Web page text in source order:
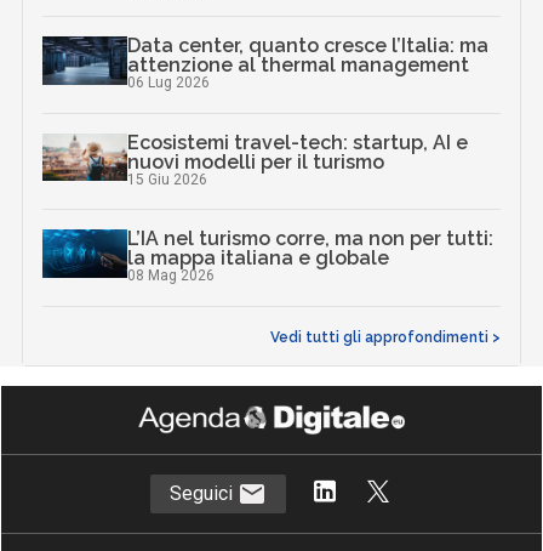
Data center, quanto cresce l’Italia: ma
attenzione al thermal management
06 Lug 2026
Ecosistemi travel-tech: startup, AI e
nuovi modelli per il turismo
15 Giu 2026
L’IA nel turismo corre, ma non per tutti:
la mappa italiana e globale
08 Mag 2026
Vedi tutti gli approfondimenti >
Seguici